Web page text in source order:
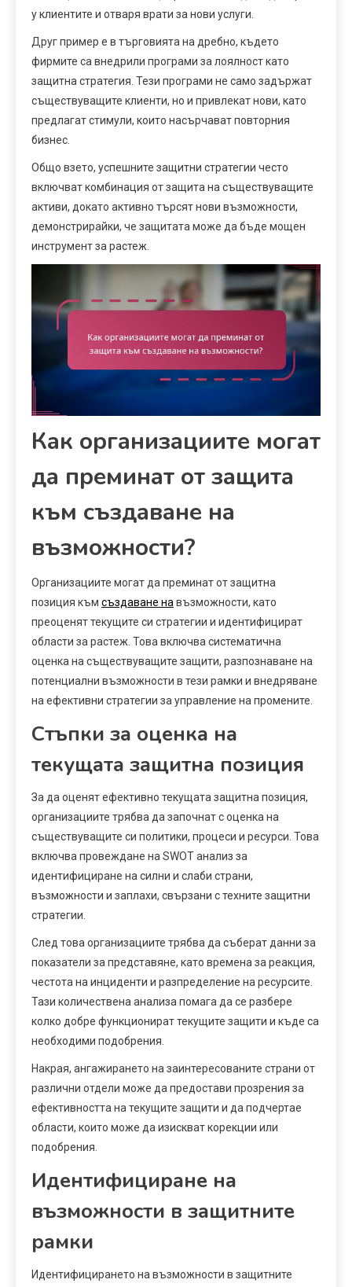
у клиентите и отваря врати за нови услуги.
Друг пример е в търговията на дребно, където
фирмите са внедрили програми за лоялност като
защитна стратегия. Тези програми не само задържат
съществуващите клиенти, но и привлекат нови, като
предлагат стимули, които насърчават повторния
бизнес.
Общо взето, успешните защитни стратегии често
включват комбинация от защита на съществуващите
активи, докато активно търсят нови възможности,
демонстрирайки, че защитата може да бъде мощен
инструмент за растеж.
Как организациите могат
да преминат от защита
към създаване на
възможности?
Организациите могат да преминат от защитна
позиция към създаване на възможности, като
преоценят текущите си стратегии и идентифицират
области за растеж. Това включва систематична
оценка на съществуващите защити, разпознаване на
потенциални възможности в тези рамки и внедряване
на ефективни стратегии за управление на промените.
Стъпки за оценка на
текущата защитна позиция
За да оценят ефективно текущата защитна позиция,
организациите трябва да започнат с оценка на
съществуващите си политики, процеси и ресурси. Това
включва провеждане на SWOT анализ за
идентифициране на силни и слаби страни,
възможности и заплахи, свързани с техните защитни
стратегии.
След това организациите трябва да съберат данни за
показатели за представяне, като времена за реакция,
честота на инциденти и разпределение на ресурсите.
Тази количествена анализа помага да се разбере
колко добре функционират текущите защити и къде са
необходими подобрения.
Накрая, ангажирането на заинтересованите страни от
различни отдели може да предостави прозрения за
ефективността на текущите защити и да подчертае
области, които може да изискват корекции или
подобрения.
Идентифициране на
възможности в защитните
рамки
Идентифицирането на възможности в защитните